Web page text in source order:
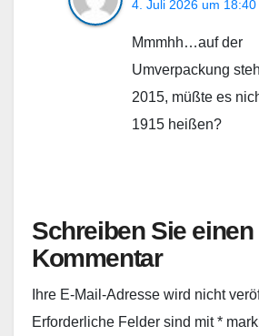
4. Juli 2026 um 18:40
Mmmhh…auf der
Umverpackung
2015, müßte es
1915 heißen?
Schreiben Sie einen
Kommentar
Ihre E-Mail-Adresse wird nicht
Erforderliche Felder sind mit*